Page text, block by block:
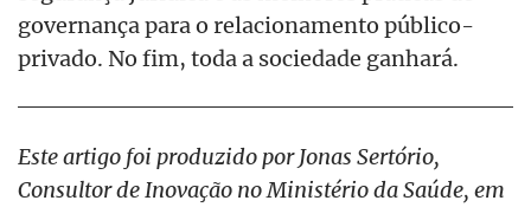
governança para o relacionamento público-
privado. No fim, toda a sociedade ganhará.
Este artigo foi produzido por Jonas Sertório,
Consultor de Inovação no Ministério da Saúde, em